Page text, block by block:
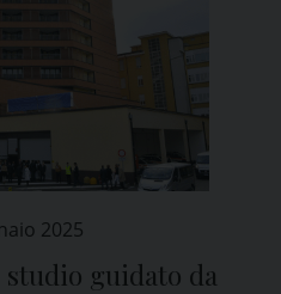
2025
studio guidato da